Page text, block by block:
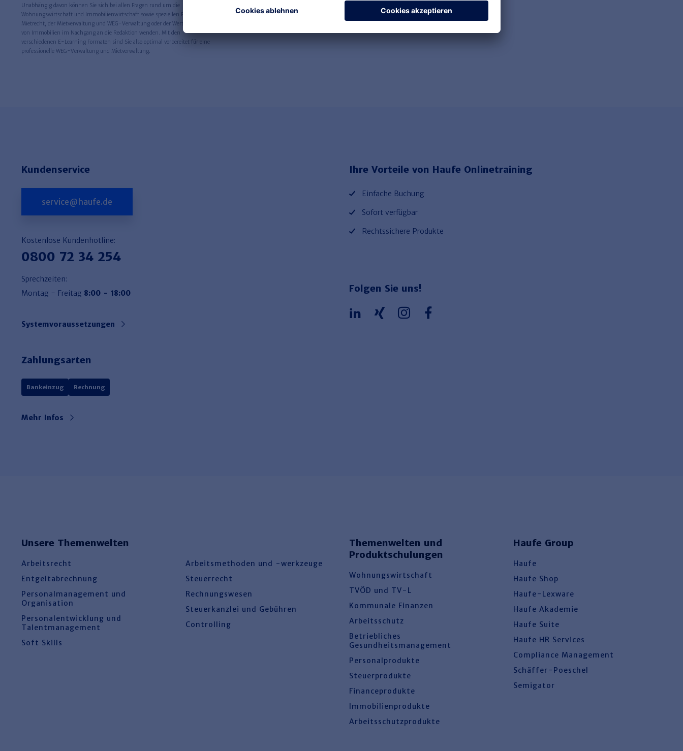
Unabhängig davon können Sie sich bei allen Fragen rund um die
Wohnungswirtschaft und Immobilienwirtschaft sowie speziellen Fragen zum
Mietrecht, der Mietverwaltung und WEG-Verwaltung oder der Wertermittlung
von Immobilien im Nachgang an die Redaktion wenden. Mit den
verschiedenen E-Learning Formaten sind Sie also optimal vorbereitet für eine
professionelle WEG-Verwaltung und Mietverwaltung.
Ihre Vorteile von Haufe Onlinetraining
Einfache Buchung
Sofort verfügbar
Rechtssichere Produkte
Folgen Sie uns!
Kundenservice
service@haufe.de
Kostenlose Kundenhotline:
0800 72 34 254
Sprechzeiten:
Montag - Freitag 8:00 - 18:00
Systemvoraussetzungen
Zahlungsarten
Bankeinzug Rechnung
Mehr Infos
Unsere Themenwelten
Arbeitsrecht
Entgeltabrechnung
Personalmanagement und
Organisation
Personalentwicklung und
Talentmanagement
Soft Skills
Arbeitsmethoden und -werkzeuge
Steuerrecht
Rechnungswesen
Steuerkanzlei und Gebühren
Controlling
Themenwelten und
Produktschulungen
Wohnungswirtschaft
TVÖD und TV-L
Kommunale Finanzen
Arbeitsschutz
Betriebliches
Gesundheitsmanagement
Personalprodukte
Steuerprodukte
Financeprodukte
Immobilienprodukte
Arbeitsschutzprodukte
Haufe Group
Haufe
Haufe Shop
Haufe-Lexware
Haufe Akademie
Haufe Suite
Haufe HR Services
Compliance Management
Schäffer-Poeschel
Semigator